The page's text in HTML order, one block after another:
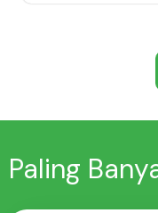
Paling